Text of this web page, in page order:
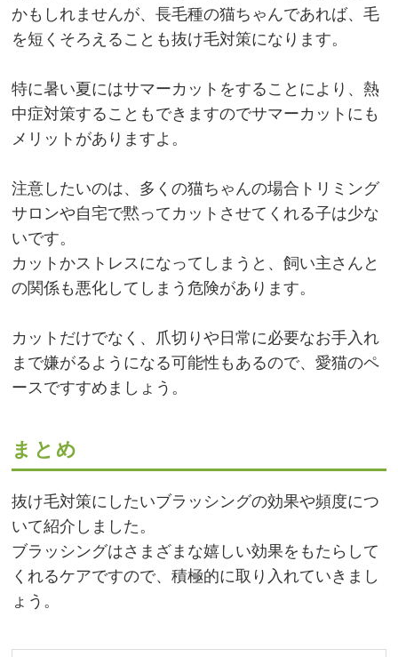
かもしれませんが、長毛種の猫ちゃんであれば、毛
を短くそろえることも抜け毛対策になります。
特に暑い夏にはサマーカットをすることにより、熱
中症対策することもできますのでサマーカットにも
メリットがありますよ。
注意したいのは、多くの猫ちゃんの場合トリミング
サロンや自宅で黙ってカットさせてくれる子は少な
いです。
カットかストレスになってしまうと、飼い主さんと
の関係も悪化してしまう危険があります。
カットだけでなく、爪切りや日常に必要なお手入れ
まで嫌がるようになる可能性もあるので、愛猫のペ
ースですすめましょう。
まとめ
抜け毛対策にしたいブラッシングの効果や頻度につ
いて紹介しました。
ブラッシングはさまざまな嬉しい効果をもたらして
くれるケアですので、積極的に取り入れていきまし
ょう。